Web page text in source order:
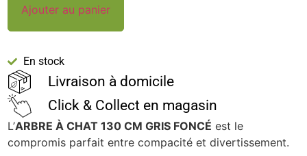
Ajouter au panier
En stock
Livraison à domicile
Click & Collect en magasin
L’ARBRE À CHAT 130 CM GRIS FONCÉ est le
compromis parfait entre compacité et divertissement.